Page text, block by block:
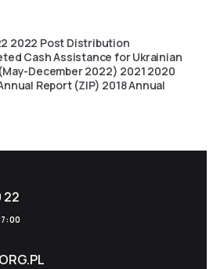
2022 Post Distribution
Cash Assistance for Ukrainian
December 2022) 2021 2020
Report (ZIP) 2018 Annual
22